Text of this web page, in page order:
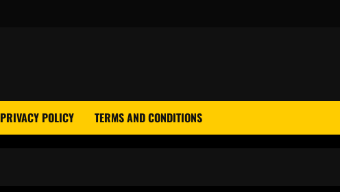
PRIVACY POLICY TERMS AND CONDITIONS